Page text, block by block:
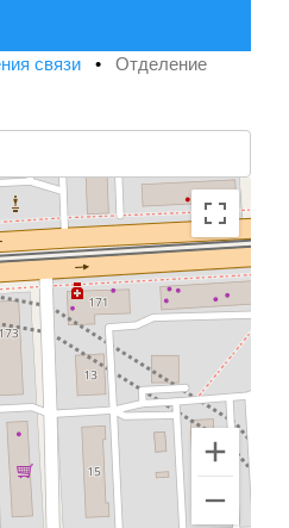
связи • Отделение